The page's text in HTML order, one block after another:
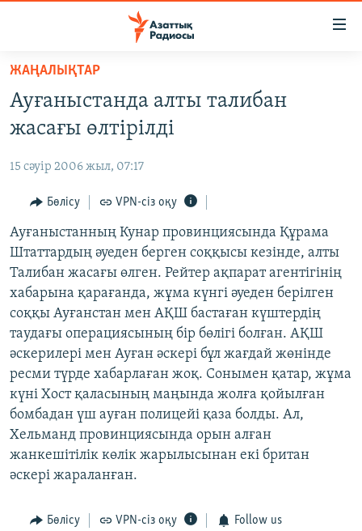
Skip
main
content
to
Navigation
Skip
to
Search
САЯСАТ
ҚАҢТАР ОҚИҒАСЫ
АДАМ ҚҰҚЫҚТАРЫ
ӘЛЕУМЕТ
ӘЛЕМ
АРНАЙЫ ЖОБАЛАР
Русский
ЖАЗЫЛЫҢЫЗ
Басқа тілдерде
ЖАҢАЛЫҚТАР
Ауғаныстанда алты талибан
жасағы өлтірілді
15 сәуір 2006 жыл, 07:17
Бөлісу VPN-сіз оқу
Ауғаныстанның Кунар провинциясында Құрама
Штаттардың әуеден берген соққысы кезінде, алты
Талибан жасағы өлген. Рейтер ақпарат агентігінің
хабарына қарағанда, жұма күнгі әуеден берілген
соққы Ауғанстан мен АҚШ бастаған күштердің
таудағы операциясының бір бөлігі болған. АҚШ
әскерилері мен Ауған әскері бұл жағдай жөнінде
ресми түрде хабарлаған жоқ. Сонымен қатар, жұма
күні Хост қаласының маңында жолға қойылған
бомбадан үш ауған полицейі қаза болды. Ал,
Хельманд провинциясында орын алған
жанкешітілік көлік жарылысынан екі британ
әскері жараланған.
Бөлісу VPN-сіз оқу Follow us